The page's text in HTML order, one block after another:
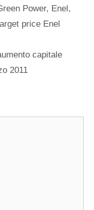
Power, Enel,
price Enel
capitale
2011